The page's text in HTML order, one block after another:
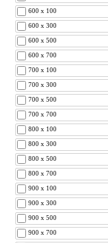
600 x 100
600 x 300
600 x 500
600 x 700
700 x 100
700 x 300
700 x 500
700 x 700
800 x 100
800 x 300
800 x 500
800 x 700
900 x 100
900 x 300
900 x 500
900 x 700